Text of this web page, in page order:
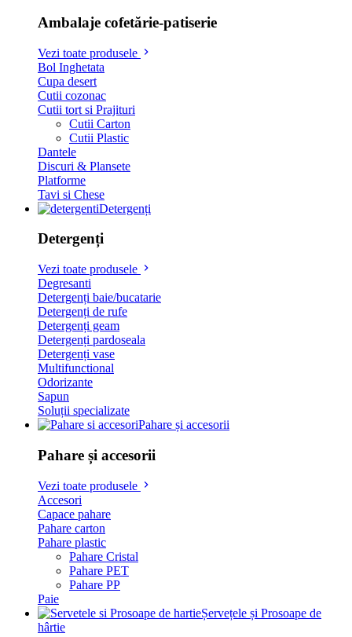
Ambalaje cofetărie-patiserie
Vezi toate produsele
Bol Inghetata
Cupa desert
Cutii cozonac
Cutii tort si Prajituri
Cutii Carton
Cutii Plastic
Dantele
Discuri & Plansete
Platforme
Tavi si Chese
Detergenți
Detergenți
Vezi toate produsele
Degresanti
Detergenți baie/bucatarie
Detergenți de rufe
Detergenți geam
Detergenți pardoseala
Detergenți vase
Multifunctional
Odorizante
Sapun
Soluții specializate
Pahare și accesorii
Pahare și accesorii
Vezi toate produsele
Accesori
Capace pahare
Pahare carton
Pahare plastic
Pahare Cristal
Pahare PET
Pahare PP
Paie
Șervețele și Prosoape de
hârtie